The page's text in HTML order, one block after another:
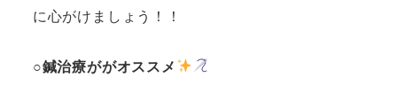
に心がけましょう！！
○鍼治療ががオススメ